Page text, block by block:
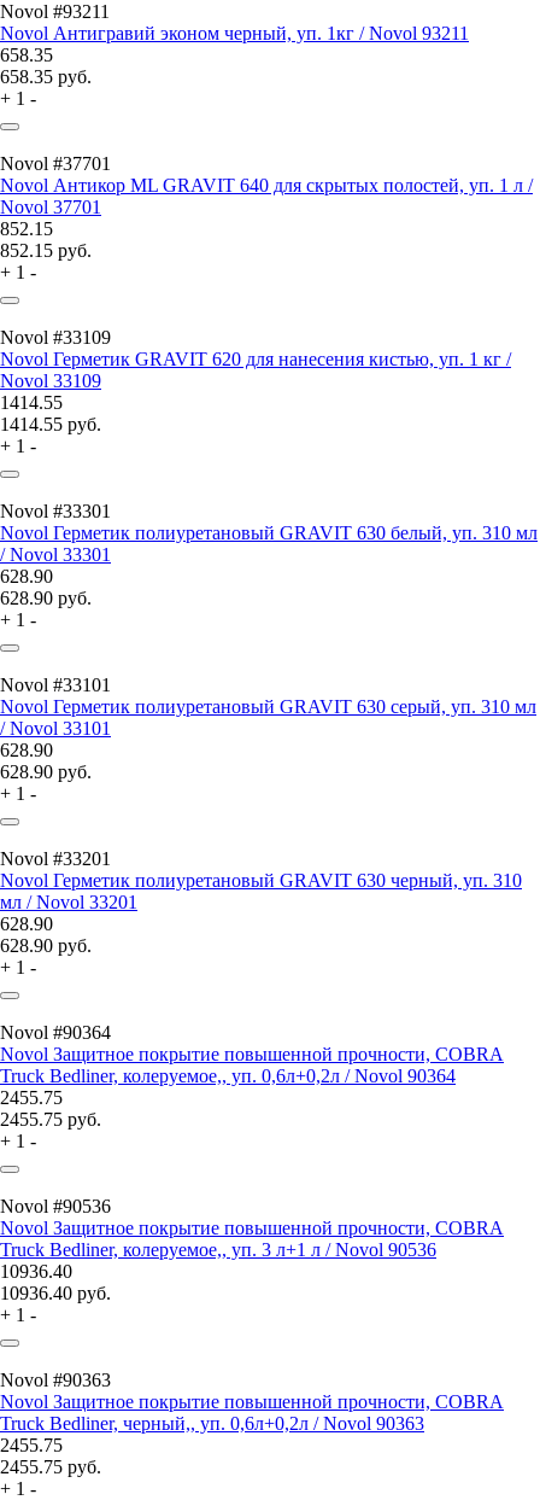
Novol #93211
Novol Антигравий эконом черный, уп. 1кг / Novol 93211
658.35
658.35 руб.
+ 1 -
Novol #37701
Novol Антикор ML GRAVIT 640 для скрытых полостей, уп. 1 л /
Novol 37701
852.15
852.15 руб.
+ 1 -
Novol #33109
Novol Герметик GRAVIT 620 для нанесения кистью, уп. 1 кг /
Novol 33109
1414.55
1414.55 руб.
+ 1 -
Novol #33301
Novol Герметик полиуретановый GRAVIT 630 белый, уп. 310 мл
/ Novol 33301
628.90
628.90 руб.
+ 1 -
Novol #33101
Novol Герметик полиуретановый GRAVIT 630 серый, уп. 310 мл
/ Novol 33101
628.90
628.90 руб.
+ 1 -
Novol #33201
Novol Герметик полиуретановый GRAVIT 630 черный, уп. 310
мл / Novol 33201
628.90
628.90 руб.
+ 1 -
Novol #90364
Novol Защитное покрытие повышенной прочности, COBRA
Truck Bedliner, колеруемое,, уп. 0,6л+0,2л / Novol 90364
2455.75
2455.75 руб.
+ 1 -
Novol #90536
Novol Защитное покрытие повышенной прочности, COBRA
Truck Bedliner, колеруемое,, уп. 3 л+1 л / Novol 90536
10936.40
10936.40 руб.
+ 1 -
Novol #90363
Novol Защитное покрытие повышенной прочности, COBRA
Truck Bedliner, черный,, уп. 0,6л+0,2л / Novol 90363
2455.75
2455.75 руб.
+ 1 -